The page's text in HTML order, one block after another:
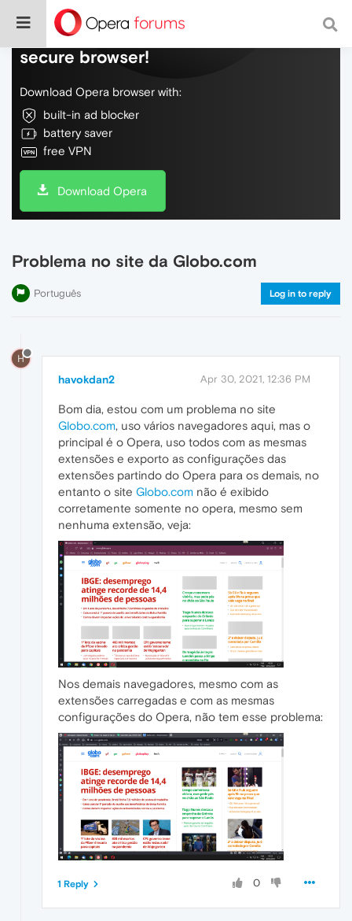
Do more on the web, with a fast and
secure browser!
Download Opera browser with:
built-in ad blocker
battery saver
free VPN
Download Opera
Problema no site da Globo.com
Português Log in to reply
H
havokdan2 Apr 30, 2021, 12:36 PM
Bom dia, estou com um problema no site
Globo.com, uso vários navegadores aqui, mas o
principal é o Opera, uso todos com as mesmas
extensões e exporto as configurações das
extensões partindo do Opera para os demais, no
entanto o site Globo.com não é exibido
corretamente somente no opera, mesmo sem
nenhuma extensão, veja:
Nos demais navegadores, mesmo com as
extensões carregadas e com as mesmas
configurações do Opera, não tem esse problema:
0
1 Reply